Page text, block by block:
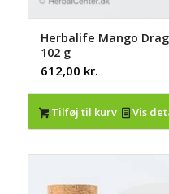
Herbalife Mango
102 g
612,00 kr.
Tilføj til kurv Vis